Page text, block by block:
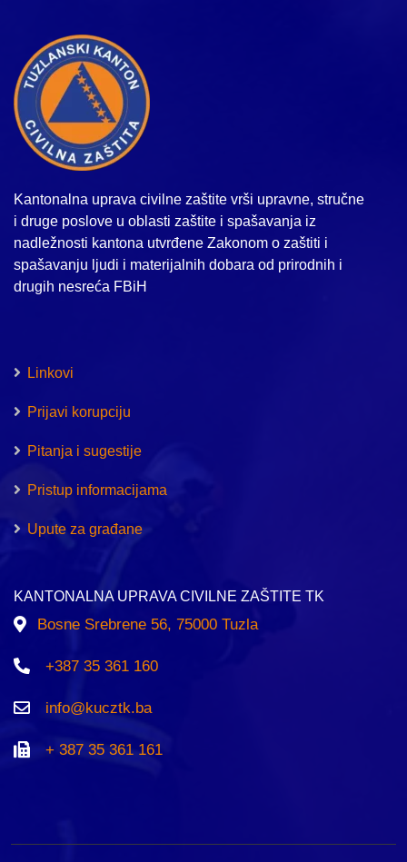
Kantonalna uprava civilne zaštite vrši upravne, stručne
i druge poslove u oblasti zaštite i spašavanja iz
nadležnosti kantona utvrđene Zakonom o zaštiti i
spašavanju ljudi i materijalnih dobara od prirodnih i
drugih nesreća FBiH
Linkovi
Prijavi korupciju
Pitanja i sugestije
Pristup informacijama
Upute za građane
KANTONALNA UPRAVA CIVILNE ZAŠTITE TK
Bosne Srebrene 56, 75000 Tuzla
+387 35 361 160
info@kucztk.ba
+ 387 35 361 161